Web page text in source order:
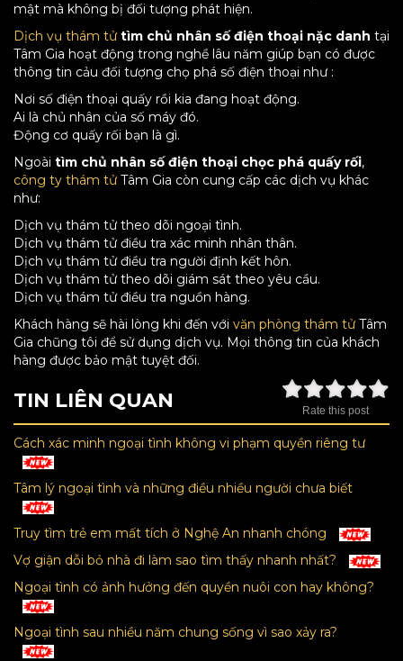
mật mà không bị đối tượng phát hiện.
Dịch vụ thám tử tìm chủ nhân số điện thoại nặc danh tại
Tâm Gia hoạt động trong nghề lâu năm giúp bạn có được
thông tin cảu đối tượng chọ phá số điện thoại như :
Nơi số điện thoại quấy rồi kia đang hoạt động.
Ai là chủ nhân của số máy đó.
Động cơ quấy rối bạn là gì.
Ngoài tìm chủ nhân số điện thoại chọc phá quấy rối,
công ty thám tửTâm Gia còn cung cấp các dịch vụ khác
như:
Dịch vụ thám tử theo dõi ngoại tình.
Dịch vụ thám tử điều tra xác minh nhân thân.
Dịch vụ thám tử điều tra người định kết hôn.
Dịch vụ thám tử theo dõi giám sát theo yêu cầu.
Dịch vụ thám tử điều tra nguồn hàng.
Khách hàng sẽ hài lòng khi đến với văn phòng thám tửTâm
Gia chũng tôi để sử dụng dịch vụ. Mọi thông tin của khách
hàng được bảo mật tuyệt đối.
Rate this post
TIN LIÊN QUAN
Cách xác minh ngoại tình không vi phạm quyền riêng tư
Tâm lý ngoại tình và những điều nhiều người chưa biết
Truy tìm trẻ em mất tích ở Nghệ An nhanh chóng
Vợ giận dỗi bỏ nhà đi làm sao tìm thấy nhanh nhất?
Ngoại tình có ảnh hưởng đến quyền nuôi con hay không?
Ngoại tình sau nhiều năm chung sống vì sao xảy ra?